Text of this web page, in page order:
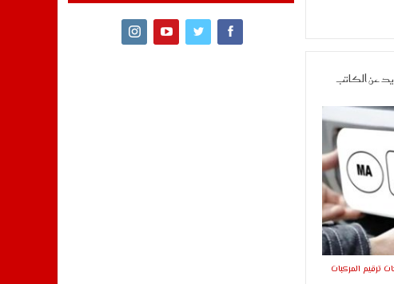
عن الكاتب
ترقيم المركبات